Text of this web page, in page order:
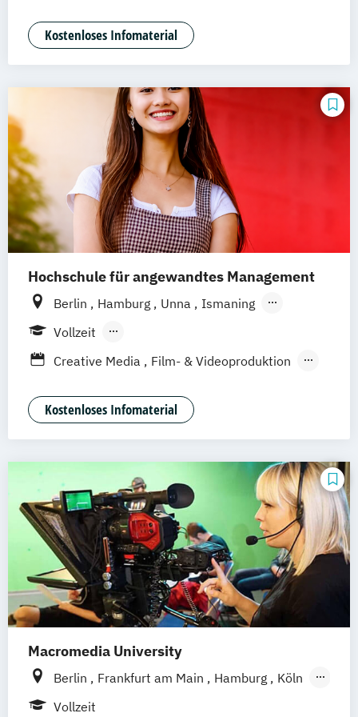
Mediendesign & Management
Medienmanagement und Digitales
Kostenloses Infomaterial
Hochschule für angewandtes Management
Berlin Hamburg Unna
Ismaning
Mannheim
Stuttgart
Vollzeit
Berufsbegleitendes Präsenzstudium
Creative Media
Film- & Videoproduktion
Media Studies Medienmanagement
Medienpsychologie Musikproduktion
Kostenloses Infomaterial
Macromedia University
Berlin Frankfurt am Main Hamburg
Köln
Leipzig
Vollzeit